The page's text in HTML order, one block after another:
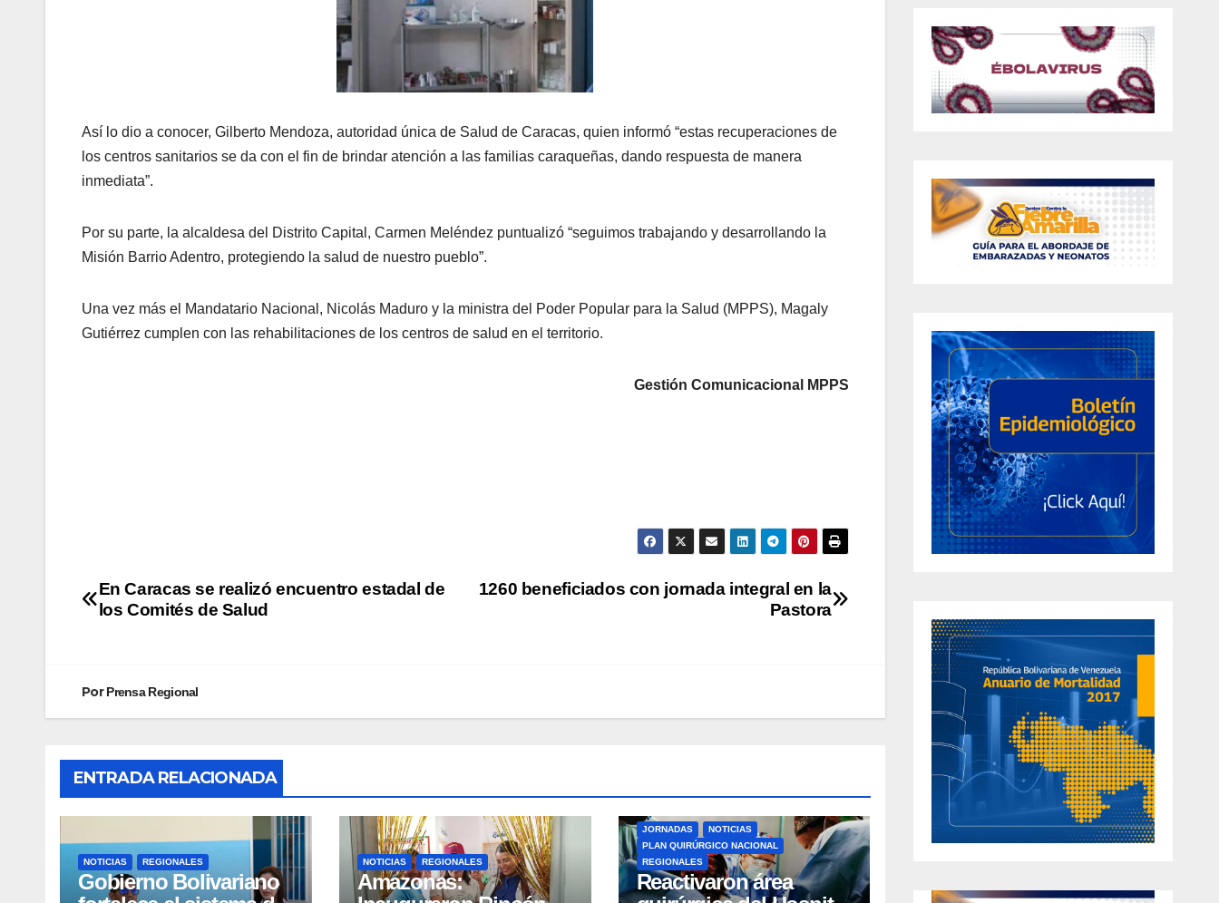
Así lo dio a conocer, Gilberto Mendoza, autoridad única de Salud de Caracas, quien informó “estas recuperaciones de
los centros sanitarios se da con el fin de brindar atención a las familias caraqueñas, dando respuesta de manera
inmediata”.
Por su parte, la alcaldesa del Distrito Capital, Carmen Meléndez puntualizó “seguimos trabajando y desarrollando la
Misión Barrio Adentro, protegiendo la salud de nuestro pueblo”.
Una vez más el Mandatario Nacional, Nicolás Maduro y la ministra del Poder Popular para la Salud (MPPS), Magaly
Gutiérrez cumplen con las rehabilitaciones de los centros de salud en el territorio.
Gestión Comunicacional MPPS
1260 beneficiados con jornada integral en la
Pastora
En Caracas se realizó encuentro estadal de
los Comités de Salud
PorPrensa Regional
ENTRADA RELACIONADA
NOTICIAS REGIONALES
Gobierno Bolivariano
NOTICIAS REGIONALES
​Amazonas:
JORNADAS
NOTICIAS
PLAN QUIRÚRGICO NACIONAL
REGIONALES
Reactivaron área